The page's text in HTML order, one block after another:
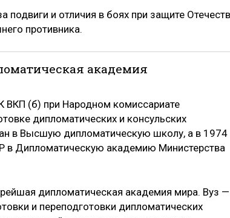
и отличия в боях при защите
противника.
академия
ВКП (б) при Народном комиссариате
дипломатических и консульских
в Высшую дипломатическую школу, а в 1974
в Дипломатическую академию Министерства
дипломатическая академия мира. Вуз —
и переподготовки дипломатических